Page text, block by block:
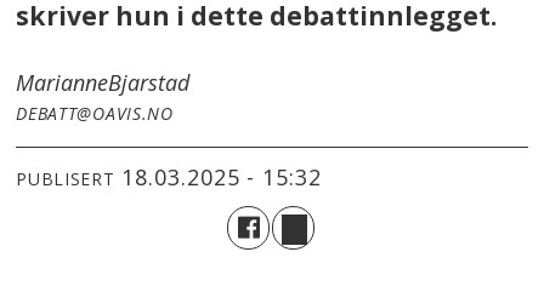
skriver hun i dette debattinnlegget.
MarianneBjarstad
DEBATT@OAVIS.NO
PUBLISERT 18.03.2025 - 15:32